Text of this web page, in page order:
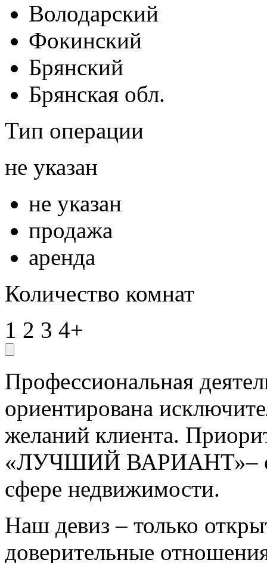
Володарский
Фокинский
Брянский
Брянская обл.
Тип операции
не указан
не указан
продажа
аренда
Количество комнат
1 2 3 4+
Профессиональная
ориентирована
желаний клиента.
«ЛУЧШИЙ ВАРИАНТ»–
сфере недвижимости.
Наш девиз – только
доверительные